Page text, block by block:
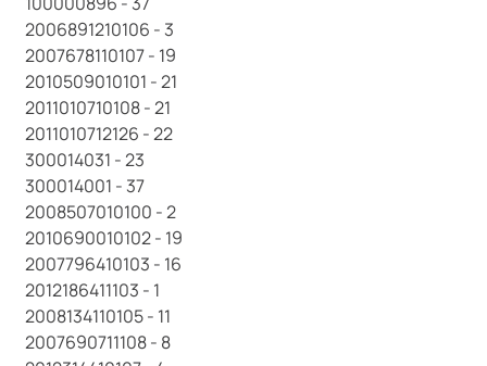
2006891210106 - 3
2007678110107 - 19
2010509010101 - 21
2011010710108 - 21
2011010712126 - 22
300014031 - 23
300014001 - 37
2008507010100 - 2
2010690010102 - 19
2007796410103 - 16
2012186411103 - 1
2008134110105 - 11
2007690711108 - 8